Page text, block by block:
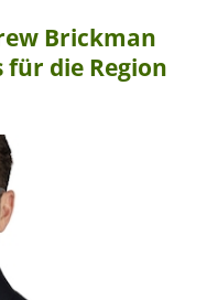
Brickman
für die Region